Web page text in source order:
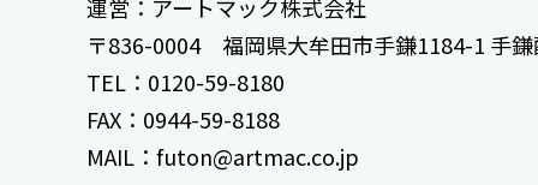
運営：アートマック株式会社
〒836-0004 福岡県大牟田市手鎌1184-1 手
TEL：0120-59-8180
FAX：0944-59-8188
MAIL：futon@artmac.co.jp